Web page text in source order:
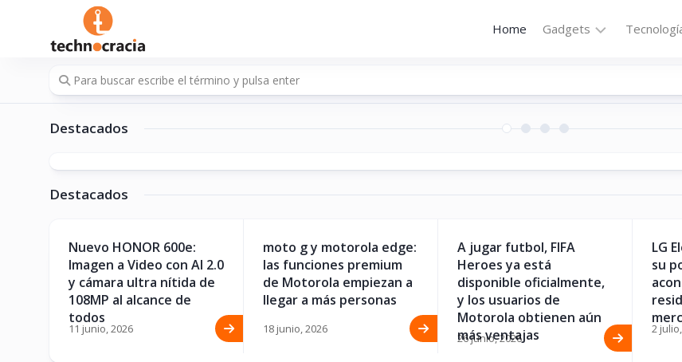
contenido
Home Gadgets
GPS
Portátil
Móviles
Wearables
Hi-
Salud
Destacados
A jugar futbol, FIFA Heroes ya está disponible oficialmente, y los
más ventajas
Destacados
Nuevo HONOR 600e:
Imagen a Video con AI 2.0
y cámara ultra nítida de
108MP al alcance de
todos
11 junio, 2026
moto g y motorola edge:
las funciones premium
de Motorola empiezan a
llegar a más personas
18 junio, 2026
A jugar futbol, FIFA
Heroes ya está
disponible oficialmente,
y los usuarios de
Motorola obtienen aún
más ventajas
26 junio, 2026
LG
su
2